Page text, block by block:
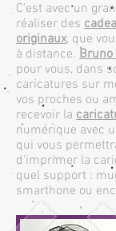
C'est avec un
réaliser des
originaux, que
à distance.
pour vous, dans
caricatures sur
vos proches ou
recevoir la
numérique avec
qui vous
d'imprimer la
quel support :
smarthone ou